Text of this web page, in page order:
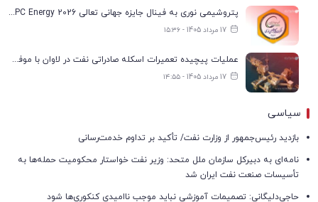
پتروشیمی نوری به فینال جایزه جهانی تعالی WPC Energy 2026 رسید
17 مرداد 1405 - ۱۵:۳۶
عملیات پیچیده تعمیرات اسکله صادراتی نفت در لاوان با موفقیت انجام شد
17 مرداد 1405 - ۱۴:۵۵
سیاسی
بازدید رئیس‌جمهور از وزارت نفت/ تأکید بر تداوم خدمت‌رسانی
نامه‌ای به دبیرکل سازمان ملل متحد: وزیر نفت خواستار محکومیت حمله‌ها به
تأسیسات صنعت نفت ایران شد
حاجی‌دلیگانی: تصمیمات آموزشی نباید موجب ناامیدی کنکوری‌ها شود